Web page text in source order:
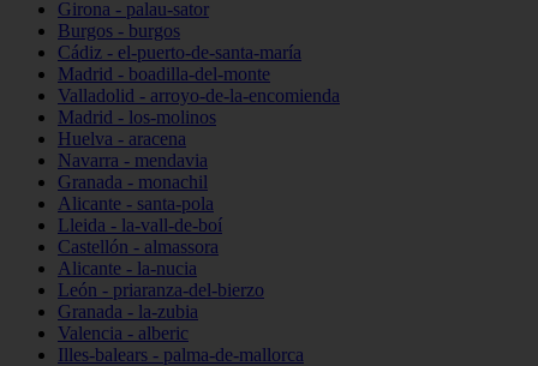
Girona - palau-sator
Burgos - burgos
Cádiz - el-puerto-de-santa-maría
Madrid - boadilla-del-monte
Valladolid - arroyo-de-la-encomienda
Madrid - los-molinos
Huelva - aracena
Navarra - mendavia
Granada - monachil
Alicante - santa-pola
Lleida - la-vall-de-boí
Castellón - almassora
Alicante - la-nucia
León - priaranza-del-bierzo
Granada - la-zubia
Valencia - alberic
Illes-balears - palma-de-mallorca